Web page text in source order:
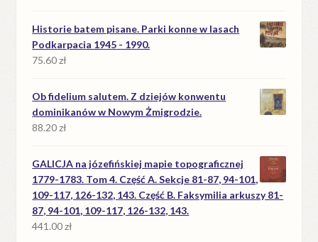
Historie batem pisane. Parki konne w lasach
Podkarpacia 1945 - 1990.
75.60zł
Ob fidelium salutem. Z dziejów konwentu
dominikanów w Nowym Żmigrodzie.
88.20zł
GALICJA na józefińskiej mapie topograficznej
1779-1783. Tom 4. Część A. Sekcje 81-87, 94-101,
109-117, 126-132, 143. Część B. Faksymilia arkuszy 81-
87, 94-101, 109-117, 126-132, 143.
441.00zł